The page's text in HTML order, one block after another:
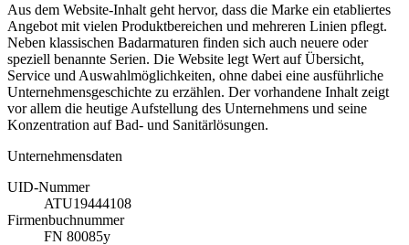
Aus dem Website-Inhalt geht hervor, dass die Marke ein etabliertes
Angebot mit vielen Produktbereichen und mehreren Linien pflegt.
Neben klassischen Badarmaturen finden sich auch neuere oder
speziell benannte Serien. Die Website legt Wert auf Übersicht,
Service und Auswahlmöglichkeiten, ohne dabei eine ausführliche
Unternehmensgeschichte zu erzählen. Der vorhandene Inhalt zeigt
vor allem die heutige Aufstellung des Unternehmens und seine
Konzentration auf Bad- und Sanitärlösungen.
Unternehmensdaten
UID-Nummer
ATU19444108
Firmenbuchnummer
FN 80085y